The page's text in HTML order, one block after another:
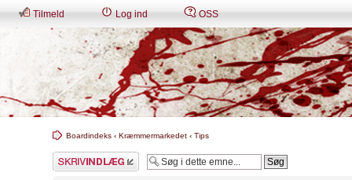
Tilmeld Log ind OSS
Boardindeks ‹ Kræmmermarkedet ‹ Tips
Skriv et svar